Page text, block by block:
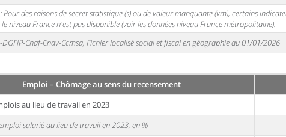
Pour des raisons de secret statistique (s) ou de valeur manquante (vm), certains
niveau France n'est pas disponible (voir les données niveau France métropolitaine).
DGFiP-Cnaf-Cnav-Ccmsa, Fichier localisé social et fiscal en géographie au 01/01/2026
Emploi – Chômage au sens du recensement
au lieu de travail en 2023
salarié au lieu de travail en 2023, en %